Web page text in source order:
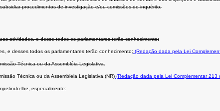
procedimentos de investigação e/ou comissões de inquérito;
atividades, e desse todos os parlamentares terão conhecimento;
e desses todos os parlamentares terão conhecimento; (Redação dada pela Lei
Técnica ou da Assembléia Legislativa.
Técnica ou da Assembleia Legislativa.(NR) (Redação dada pela Lei Complementar 213
lhe, especialmente: